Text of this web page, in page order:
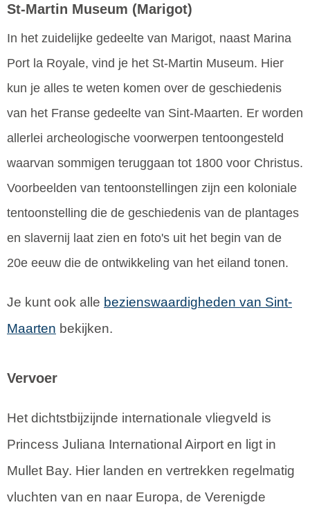
St-Martin Museum (Marigot)
In het zuidelijke gedeelte van Marigot, naast Marina
Port la Royale, vind je het St-Martin Museum. Hier
kun je alles te weten komen over de geschiedenis
van het Franse gedeelte van Sint-Maarten. Er worden
allerlei archeologische voorwerpen tentoongesteld
waarvan sommigen teruggaan tot 1800 voor Christus.
Voorbeelden van tentoonstellingen zijn een koloniale
tentoonstelling die de geschiedenis van de plantages
en slavernij laat zien en foto's uit het begin van de
20e eeuw die de ontwikkeling van het eiland tonen.
Je kunt ook alle bezienswaardigheden van Sint-
Maarten bekijken.
Vervoer
Het dichtstbijzijnde internationale vliegveld is
Princess Juliana International Airport en ligt in
Mullet Bay. Hier landen en vertrekken regelmatig
vluchten van en naar Europa, de Verenigde